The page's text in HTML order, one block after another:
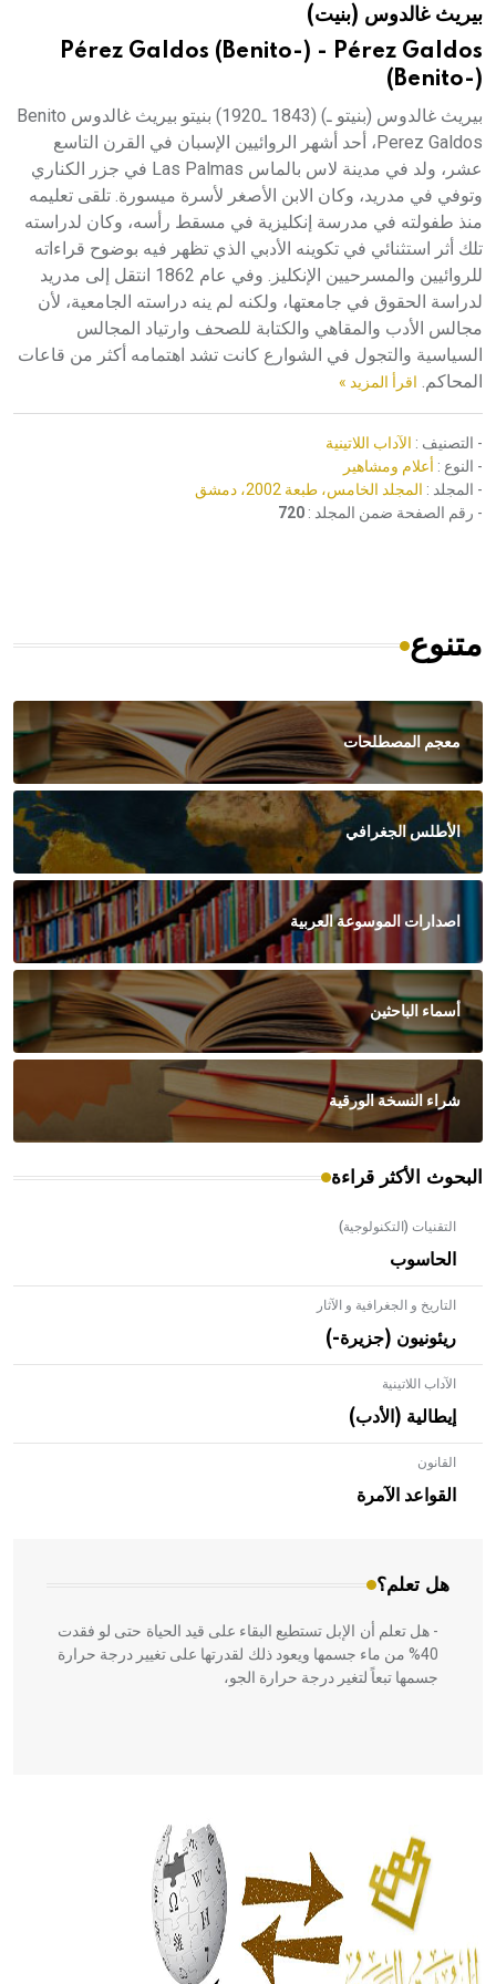
هيئة الموسوعة العربية تطلق موسوعات جديدة في عام 2026
بيريث غالدوس (بنيت)
Pérez Galdos (Benito-) - Pérez Galdos
(Benito-)
بيريث غالدوس (بنيتو ـ) (1843 ـ1920) بنيتو بيريث غالدوس Benito
Perez Galdos، أحد أشهر الروائيين الإسبان في القرن التاسع
عشر، ولد في مدينة لاس بالماس Las Palmas في جزر الكناري
وتوفي في مدريد، وكان الابن الأصغر لأسرة ميسورة. تلقى تعليمه
منذ طفولته في مدرسة إنكليزية في مسقط رأسه، وكان لدراسته
تلك أثر استثنائي في تكوينه الأدبي الذي تظهر فيه بوضوح قراءاته
للروائيين والمسرحيين الإنكليز. وفي عام 1862 انتقل إلى مدريد
لدراسة الحقوق في جامعتها، ولكنه لم ينه دراسته الجامعية، لأن
مجالس الأدب والمقاهي والكتابة للصحف وارتياد المجالس
السياسية والتجول في الشوارع كانت تشد اهتمامه أكثر من قاعات
المحاكم. اقرأ المزيد »
- التصنيف : الآداب اللاتينية
- النوع : أعلام ومشاهير
- المجلد : المجلد الخامس، طبعة 2002، دمشق
- رقم الصفحة ضمن المجلد : 720
متنوع
معجم المصطلحات
الأطلس الجغرافي
اصدارات الموسوعة العربية
أسماء الباحثين
شراء النسخة الورقية
البحوث الأكثر قراءة
التقنيات (التكنولوجية)
الحاسوب
التاريخ و الجغرافية و الآثار
ريئونيون (جزيرة-)
الآداب اللاتينية
إيطالية (الأدب)
القانون
القواعد الآمرة
هل تعلم؟
- هل تعلم أن الأبلق نوع من الفنون الهندسية التي ارتبطت
بالعمارة الإسلامية في بلاد الشام ومصر خاصة، حيث يحرص
المعمار على بناء مداميكه وخاصة في الواجهات
- هل تعلم أن الإبل تستطيع البقاء على قيد الحياة حتى لو فقدت
40% من ماء جسمها ويعود ذلك لقدرتها على تغيير درجة حرارة
جسمها تبعاً لتغير درجة حرارة الجو،
الحكم، الأدلة، تنظيم التغذية، ورسالته في جروح الرأس. ويعود
له الفضل بأنه حرر الطب من الدين والفلسفة.
- هل تعلم أن المرجان إفراز حيواني يتكون في البحر ويتركب